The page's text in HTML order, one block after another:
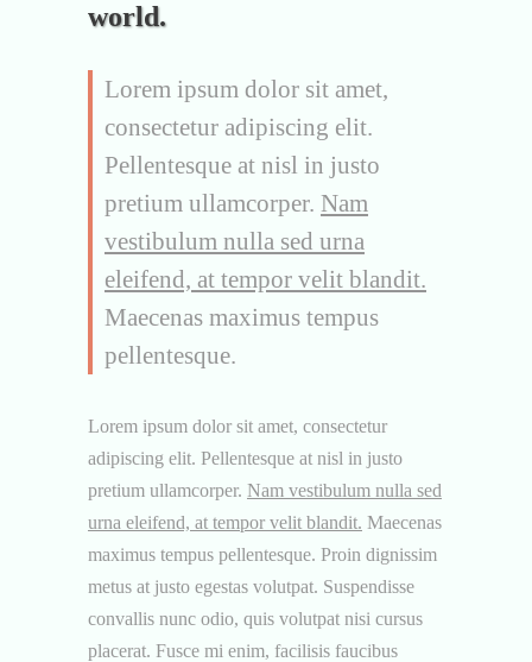
world.
Lorem ipsum dolor sit amet,
consectetur adipiscing elit.
Pellentesque at nisl in justo
pretium ullamcorper. Nam
vestibulum nulla sed urna
eleifend, at tempor velit blandit.
Maecenas maximus tempus
pellentesque.
Lorem ipsum dolor sit amet, consectetur
adipiscing elit. Pellentesque at nisl in justo
pretium ullamcorper. Nam vestibulum nulla sed
urna eleifend, at tempor velit blandit. Maecenas
maximus tempus pellentesque. Proin dignissim
metus at justo egestas volutpat. Suspendisse
convallis nunc odio, quis volutpat nisi cursus
placerat. Fusce mi enim, facilisis faucibus